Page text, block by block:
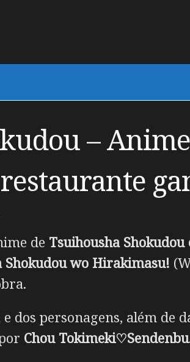
–
de Tsuihousha
wo Hirakimasu!
dos personagens, além de
Chou Tokimeki♡Sendenbu